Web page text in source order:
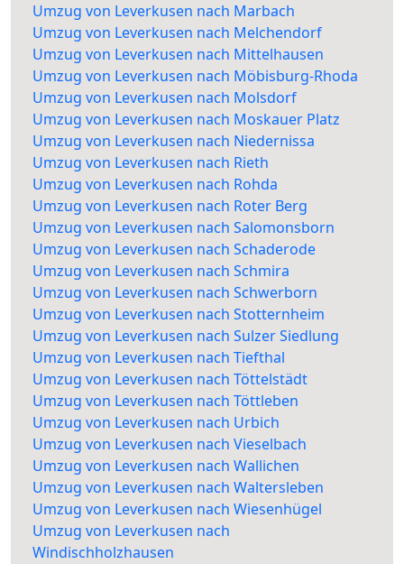
Umzug von Leverkusen nach Marbach
Umzug von Leverkusen nach Melchendorf
Umzug von Leverkusen nach Mittelhausen
Umzug von Leverkusen nach Möbisburg-Rhoda
Umzug von Leverkusen nach Molsdorf
Umzug von Leverkusen nach Moskauer Platz
Umzug von Leverkusen nach Niedernissa
Umzug von Leverkusen nach Rieth
Umzug von Leverkusen nach Rohda
Umzug von Leverkusen nach Roter Berg
Umzug von Leverkusen nach Salomonsborn
Umzug von Leverkusen nach Schaderode
Umzug von Leverkusen nach Schmira
Umzug von Leverkusen nach Schwerborn
Umzug von Leverkusen nach Stotternheim
Umzug von Leverkusen nach Sulzer Siedlung
Umzug von Leverkusen nach Tiefthal
Umzug von Leverkusen nach Töttelstädt
Umzug von Leverkusen nach Töttleben
Umzug von Leverkusen nach Urbich
Umzug von Leverkusen nach Vieselbach
Umzug von Leverkusen nach Wallichen
Umzug von Leverkusen nach Waltersleben
Umzug von Leverkusen nach Wiesenhügel
Umzug von Leverkusen nach
Windischholzhausen